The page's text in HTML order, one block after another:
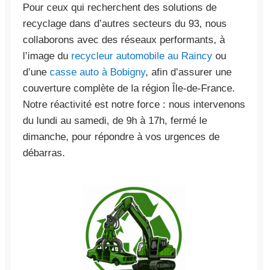
Pour ceux qui recherchent des solutions de
recyclage dans d’autres secteurs du 93, nous
collaborons avec des réseaux performants, à
l’image du recycleur automobile au Raincy ou
d’une casse auto à Bobigny, afin d’assurer une
couverture complète de la région Île-de-France.
Notre réactivité est notre force : nous intervenons
du lundi au samedi, de 9h à 17h, fermé le
dimanche, pour répondre à vos urgences de
débarras.